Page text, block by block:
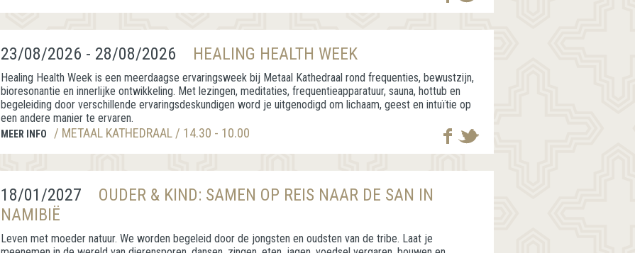
23/08/2026 - 28/08/2026 HEALING HEALTH WEEK
Healing Health Week is een meerdaagse ervaringsweek bij Metaal Kathedraal rond frequenties, bewustzijn,
bioresonantie en innerlijke ontwikkeling. Met lezingen, meditaties, frequentieapparatuur, sauna, hottub en
begeleiding door verschillende ervaringsdeskundigen word je uitgenodigd om lichaam, geest en intuïtie op
een andere manier te ervaren.
MEER INFO / METAAL KATHEDRAAL / 14.30 - 10.00
18/01/2027
OUDER & KIND: SAMEN OP REIS NAAR DE SAN IN
NAMIBIË
Leven met moeder natuur. We worden begeleid door de jongsten en oudsten van de tribe. Laat je